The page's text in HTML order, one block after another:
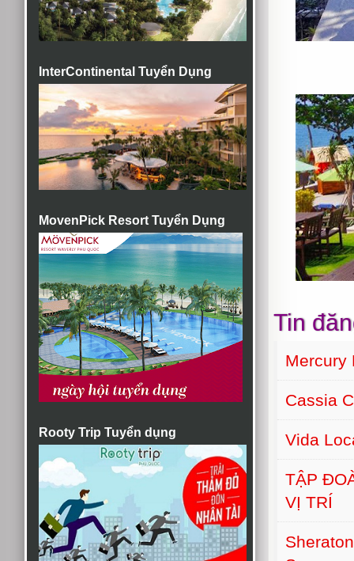
InterContinental Tuyển Dụng
MovenPick Resort Tuyển Dụng
Rooty Trip Tuyển dụng
Tin
Mercury
Cassia
Vida
TẬP
VỊ TRÍ